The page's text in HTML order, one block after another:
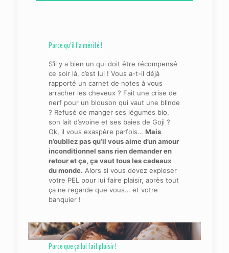
Parce qu’il l’a mérité !
S’il y a bien un qui doit être récompensé
ce soir là, c’est lui ! Vous a-t-il déjà
rapporté un carnet de notes à vous
arracher les cheveux ? Fait une crise de
nerf pour un blouson qui vaut une blinde
? Refusé de manger ses légumes bio,
son lait d’avoine et ses baies de Goji ?
Ok, il vous exaspère parfois… Mais
n’oubliez pas qu’il vous aime d’un amour
inconditionnel sans rien demander en
retour et ça, ça vaut tous les cadeaux
du monde. Alors si vous devez exploser
votre PEL pour lui faire plaisir, après tout
ça ne regarde que vous… et votre
banquier !
Parce que ça lui fait plaisir !